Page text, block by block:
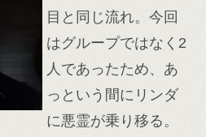
目と同じ流れ。今回
はグループではなく2
人であったため、あ
っという間にリンダ
に悪霊が乗り移る。